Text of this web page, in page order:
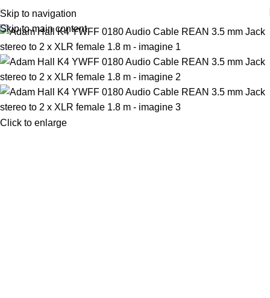
Skip to navigation
Skip to main content
Click to enlarge